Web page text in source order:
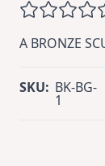
A BRONZE
SKU: BK-BG-
1